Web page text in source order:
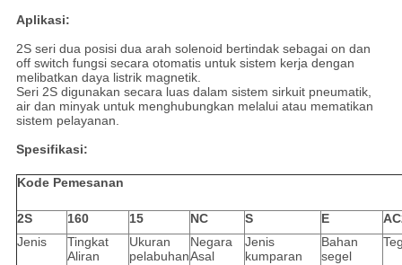
Aplikasi:
2S seri dua posisi dua arah solenoid bertindak sebagai on dan
off switch fungsi secara otomatis untuk sistem kerja dengan
melibatkan daya listrik magnetik.
Seri 2S digunakan secara luas dalam sistem sirkuit pneumatik,
air dan minyak untuk menghubungkan melalui atau mematikan
sistem pelayanan.
Spesifikasi:
Kode Pemesanan
2S 160 15 NC S E
Jenis
Tingkat
Aliran
Ukuran
pelabuhan
Negara
Asal
Jenis
kumparan
Bahan
segel